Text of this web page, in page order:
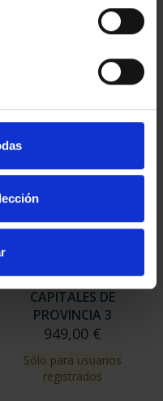
PROVINCIA 1
949,00 €
Sólo para usuarios
registrados
SUSCRIPCIÓN
CAPITALES DE
PROVINCIA 3
949,00 €
Sólo para usuarios
registrados